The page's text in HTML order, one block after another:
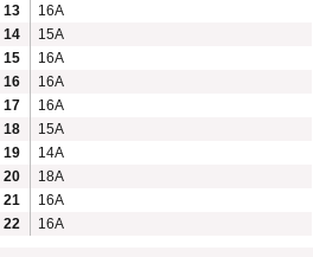
13
16A
14
15A
15
16A
16
16A
17
16A
18
15A
19
14A
20
18A
21
16A
22
16A